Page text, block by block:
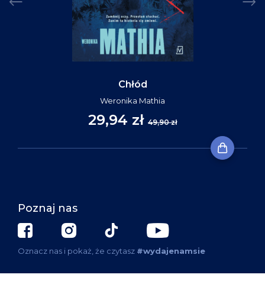
Chłód
Weronika Mathia
29,94 zł 49,90 zł
Poznaj nas
Oznacz nas i pokaż, że czytasz #wydajenamsie